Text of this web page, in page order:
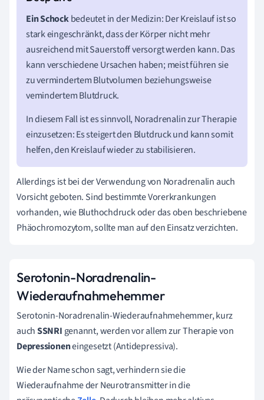
Ein Schockbedeutet in der Medizin: Der Kreislauf ist so
stark eingeschränkt, dass der Körper nicht mehr
ausreichend mit Sauerstoff versorgt werden kann. Das
kann verschiedene Ursachen haben; meist führen sie
zu vermindertem Blutvolumen beziehungsweise
vemindertem Blutdruck.
In diesem Fall ist es sinnvoll, Noradrenalin zur Therapie
einzusetzen: Es steigert den Blutdruck und kann somit
helfen, den Kreislauf wieder zu stabilisieren.
Allerdings ist bei der Verwendung von Noradrenalin auch
Vorsicht geboten. Sind bestimmte Vorerkrankungen
vorhanden, wie Bluthochdruck oder das oben beschriebene
Phäochromozytom, sollte man auf den Einsatz verzichten.
Serotonin-Noradrenalin-
Wiederaufnahmehemmer
Serotonin-Noradrenalin-Wiederaufnahmehemmer, kurz
auchSSNRI genannt, werden vor allem zur Therapie von
Depressioneneingesetzt (Antidepressiva).
Wie der Name schon sagt, verhindern sie die
Wiederaufnahme der Neurotransmitter in die